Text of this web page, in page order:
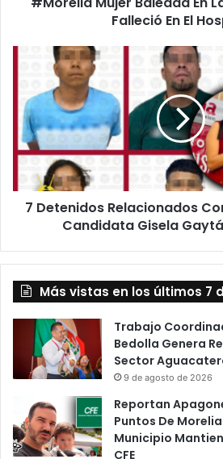
Falleció En El
Detenidos
Relacionados
Con
Asesinato
De
La
Candidata
Gisela
Gaytán
7 Detenidos Relacionados
Candidata Gisela
Más vistas en los últimos 7
Trabajo
Bedolla Genera
Sector
9 de agosto de 2026
Reportan
Puntos De
Municipio
CFE